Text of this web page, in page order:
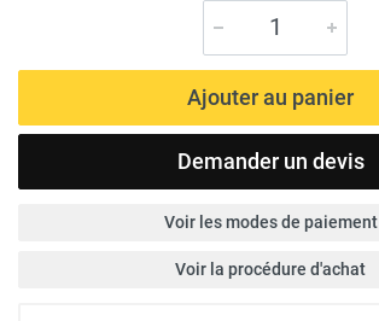
Ajouter au panier
Demander un devis
Voir les modes de paiement
Voir la procédure d'achat